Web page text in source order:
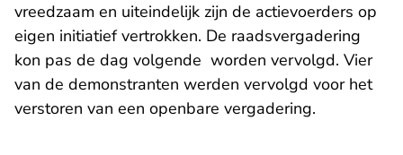
vreedzaam en uiteindelijk zijn de actievoerders op
eigen initiatief vertrokken. De raadsvergadering
kon pas de dag volgende worden vervolgd. Vier
van de demonstranten werden vervolgd voor het
verstoren van een openbare vergadering.